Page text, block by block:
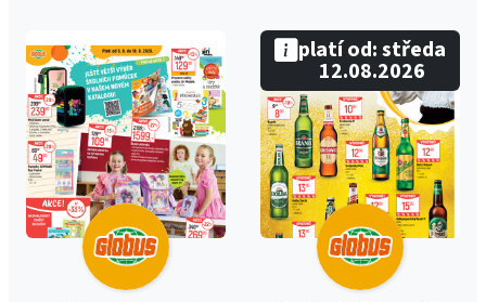
platí od: středa
12.08.2026